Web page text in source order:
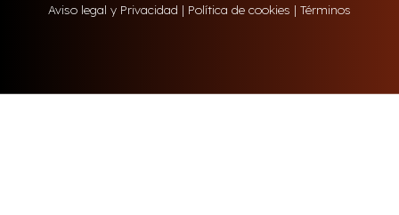
Aviso legal y Privacidad | Política de cookies | Términos